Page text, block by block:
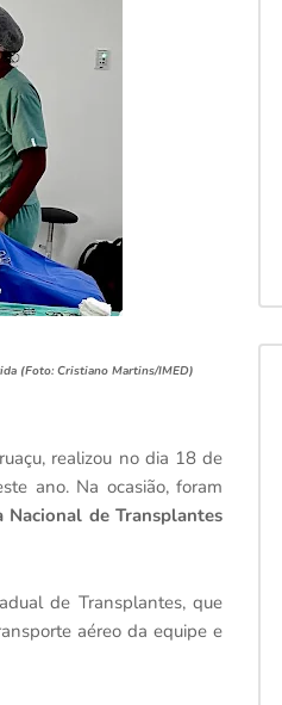
(Foto: Cristiano Martins/IMED)
realizou no dia 18 de
ano. Na ocasião, foram
Nacional de Transplantes
de Transplantes, que
aéreo da equipe e